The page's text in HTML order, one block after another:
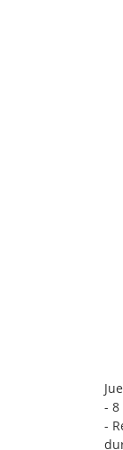
- 8
-